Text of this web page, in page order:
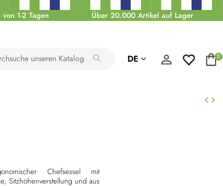
1-2 Tagen Über 20.000 Artikel auf Lager
DE 0
Chefsessel mit
Sitzhöhenverstellung und aus